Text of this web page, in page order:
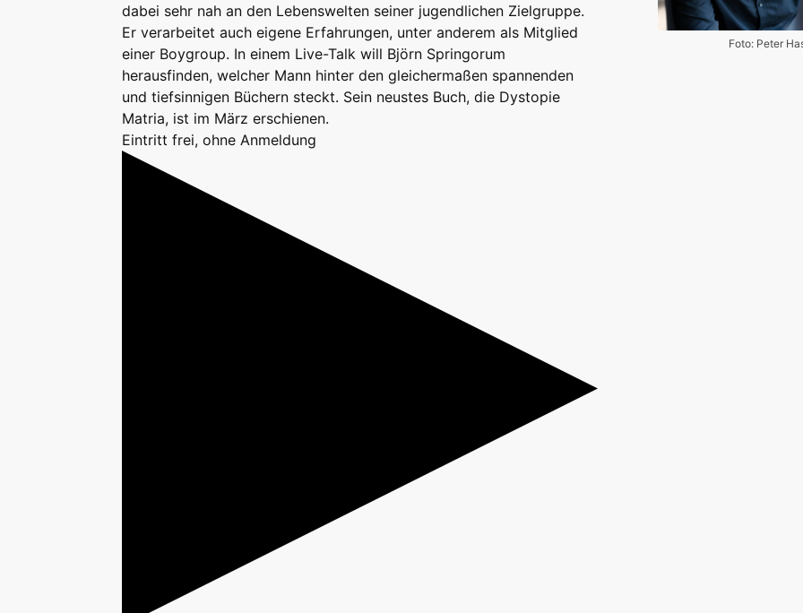
dabei sehr nah an den Lebenswelten seiner jugendlichen Zielgruppe.
Er verarbeitet auch eigene Erfahrungen, unter anderem als Mitglied
einer Boygroup. In einem Live-Talk will Björn Springorum
herausfinden, welcher Mann hinter den gleichermaßen spannenden
und tiefsinnigen Büchern steckt. Sein neustes Buch, die Dystopie
Matria, ist im März erschienen.
Eintritt frei, ohne Anmeldung
Foto: Peter